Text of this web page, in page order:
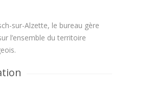
sur-Alzette, le bureau gère
l’ensemble du territoire